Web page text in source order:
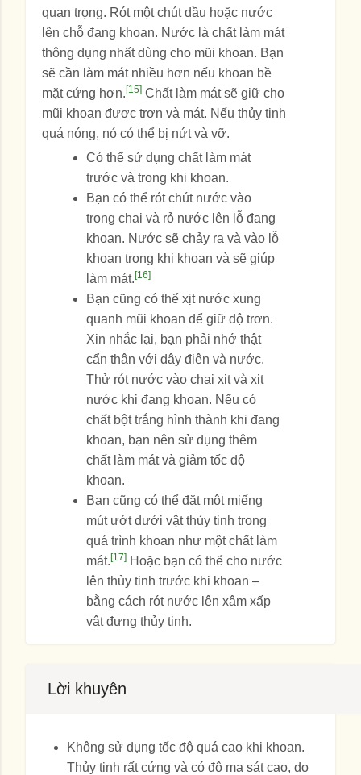
quan trọng. Rót một chút dầu hoặc nước
lên chỗ đang khoan. Nước là chất làm mát
thông dụng nhất dùng cho mũi khoan. Bạn
sẽ cần làm mát nhiều hơn nếu khoan bề
mặt cứng hơn. [15] Chất làm mát sẽ giữ cho
mũi khoan được trơn và mát. Nếu thủy tinh
quá nóng, nó có thể bị nứt và vỡ.
Có thể sử dụng chất làm mát
trước và trong khi khoan.
Bạn có thể rót chút nước vào
trong chai và rỏ nước lên lỗ đang
khoan. Nước sẽ chảy ra và vào lỗ
khoan trong khi khoan và sẽ giúp
làm mát. [16]
Bạn cũng có thể xịt nước xung
quanh mũi khoan để giữ độ trơn.
Xin nhắc lại, bạn phải nhớ thật
cẩn thận với dây điện và nước.
Thử rót nước vào chai xịt và xịt
nước khi đang khoan. Nếu có
chất bột trắng hình thành khi đang
khoan, bạn nên sử dụng thêm
chất làm mát và giảm tốc độ
khoan.
Bạn cũng có thể đặt một miếng
mút ướt dưới vật thủy tinh trong
quá trình khoan như một chất làm
mát. [17] Hoặc bạn có thể cho nước
lên thủy tinh trước khi khoan –
bằng cách rót nước lên xâm xấp
vật đựng thủy tinh.
Lời khuyên
Không sử dụng tốc độ quá cao khi khoan.
Thủy tinh rất cứng và có độ ma sát cao, do